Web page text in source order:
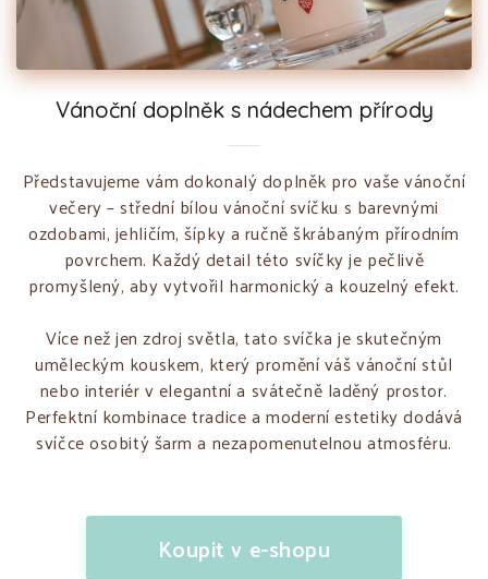
Vánoční doplněk s nádechem přírody
Představujeme vám dokonalý doplněk pro vaše vánoční
večery – střední bílou vánoční svíčku s barevnými
ozdobami, jehličím, šípky a ručně škrábaným přírodním
povrchem. Každý detail této svíčky je pečlivě
promyšlený, aby vytvořil harmonický a kouzelný efekt.
Více než jen zdroj světla, tato svíčka je skutečným
uměleckým kouskem, který promění váš vánoční stůl
nebo interiér v elegantní a svátečně laděný prostor.
Perfektní kombinace tradice a moderní estetiky dodává
svíčce osobitý šarm a nezapomenutelnou atmosféru.
Koupit v e-shopu